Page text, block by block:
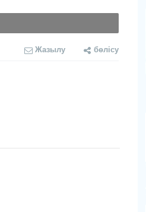
Жазылу бөлісу